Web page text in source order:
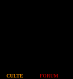
CULTE FORUM